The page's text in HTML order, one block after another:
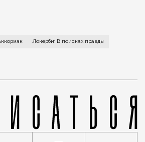
и Джейн (Кэтрин Маккормак)
Локерби: В поисках правды